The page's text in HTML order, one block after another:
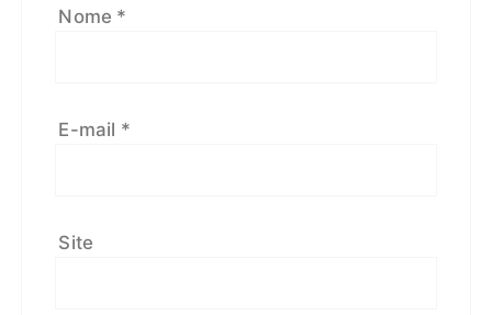
Nome *
E-mail *
Site